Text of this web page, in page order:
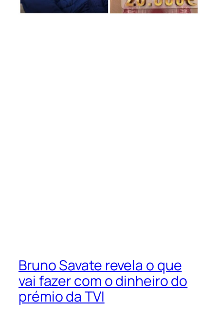
Bruno Savate revela o que
vai fazer com o dinheiro do
prémio da TVI